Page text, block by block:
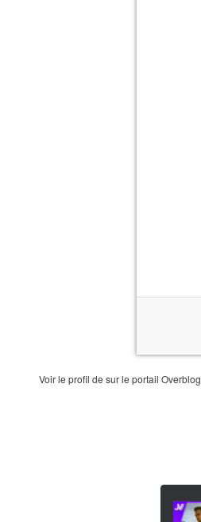
Voir le profil de sur le portail Overblog